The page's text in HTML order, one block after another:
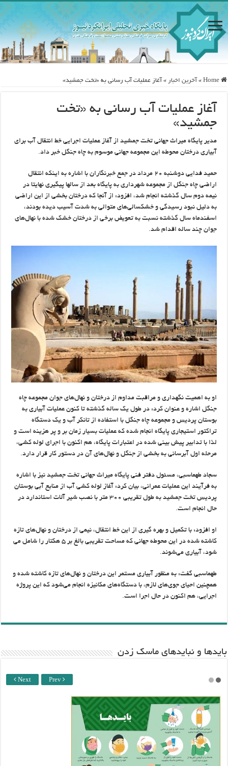
Home
» آخرین اخبار » آغاز عملیات آب رسانی به «تخت جمشید»
آغاز عملیات آب رسانی به «تخت
جمشید»
مدیر پایگاه میراث جهانی تخت جمشید از آغاز عملیات اجرایی خط انتقال آب برای
آبیاری درختان محوطه این مجموعه جهانی موسوم به چاه جنگل خبر داد.
حمید فدایی دوشنبه ۲۰ مرداد در جمع خبرنگاران با اشاره به اینکه انتقال
اراضی چاه جنگل از مجموعه شهرداری به پایگاه بعد از سالها پیگیری نهایتا در
نیمه دوم سال گذشته انجام شد، افزود: از آنجا که درختان بخشی از این اراضی
به دلیل نبود رسیدگی و خشکسالی‌های متوالی به شدت آسیب دیده بودند،
اسفندماه سال گذشته نسبت به تعویض برخی از درختان خشک شده با نهال‌های
جوان چند ساله اقدام شد.
او به اهمیت نگهداری و مراقبت مداوم از درختان و نهال‌های جوان مجموعه چاه
جنگل اشاره و عنوان کرد: در طول یک ساله گذشته تا کنون عملیات آبیاری به
بوستان پردیس و مجموعه چاه جنگل با استفاده از تانکر آب و یک دستگاه
تراکتور استیجاری پایگاه انجام شده که عملیات بسیار زمان بر و پر هزینه است و
لذا با تدابیر پیش بینی شده در اعتبارات پایگاه، هم اکنون با اجرای لوله کشی،
مرحله اول آبرسانی به بخشی از جنگل و نهال‌های آن در دستور کار قرار دارد.
سجاد طهماسبی، مسئول دفتر فنی پایگاه میراث جهانی تخت جمشید نیز با اشاره
به فرآیند این عملیات عمرانی، بیان کرد: آغاز لوله کشی آب از منابع آبی بوستان
پردیس تخت جمشید به طول تقریبی ۳۰۰ متر با نصب شیر آلات استاندارد در
حال انجام است.
او افزود: با تکمیل و بهره گیری از این خط انتقال، نیمی از درختان و نهال‌های تازه
کاشته شده در این محوطه جهانی که مساحت تقریبی بالغ بر ۵ هکتار را شامل می
شود، آبیاری می‌شوند.
طهماسبی گفت: به منظور آبیاری مستمر این درختان و نهال‌های تازه کاشته شده و
همچنین احیای جوی‌های لازم، با دستگاه‌های مکانیزه انجام می‌شود که این پروژه
اجرایی، هم اکنون در حال اجرا است.
باید‌ها و نبایدهای ماسک زدن
Next Prev